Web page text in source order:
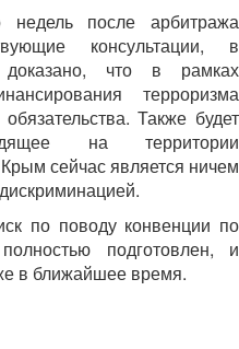
недель после арбитража
консультации, в
доказано, что в рамках
терроризма
Также будет
на территории
сейчас является ничем
по поводу конвенции по
подготовлен, и
в ближайшее время.